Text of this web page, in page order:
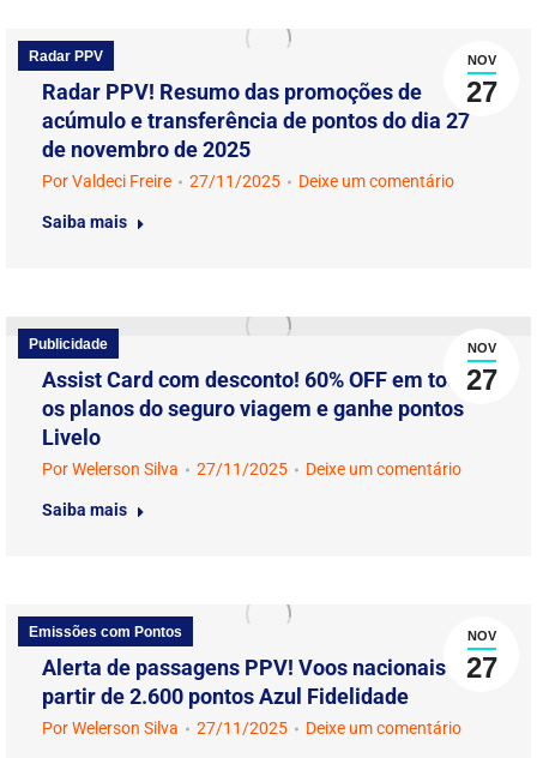
NOV
27
Radar PPV
Radar PPV! Resumo das promoções de
acúmulo e transferência de pontos do dia 27
de novembro de 2025
PorValdeci Freire 27/11/2025 Deixe um comentário
Saiba mais
NOV
27
Publicidade
Assist Card com desconto! 60% OFF em todos
os planos do seguro viagem e ganhe pontos
Livelo
PorWelerson Silva 27/11/2025 Deixe um comentário
Saiba mais
NOV
27
Emissões com Pontos
Alerta de passagens PPV! Voos nacionais a
partir de 2.600 pontos Azul Fidelidade
PorWelerson Silva 27/11/2025 Deixe um comentário